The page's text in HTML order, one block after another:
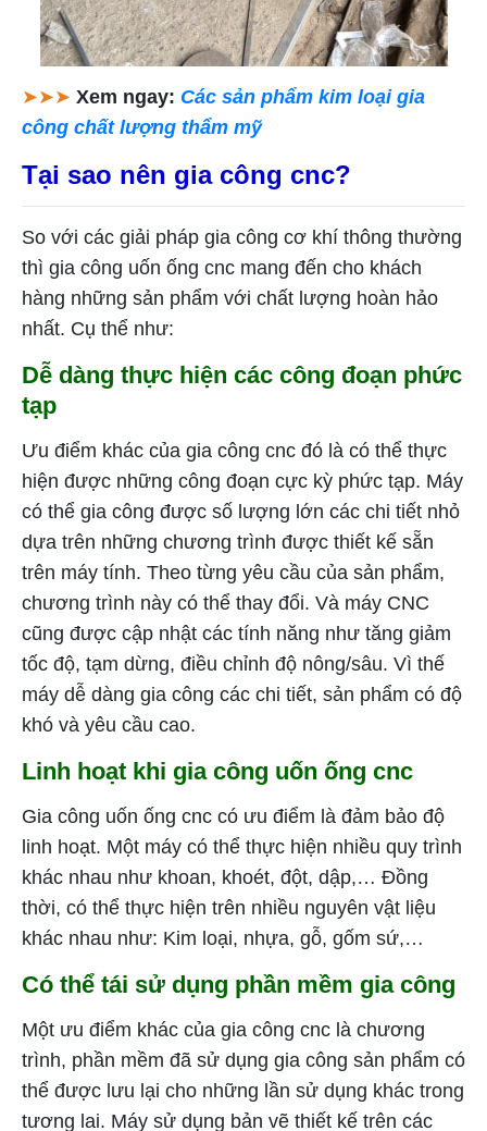
➤➤➤ Xem ngay: Các sản phẩm kim loại gia
công chất lượng thẩm mỹ
Tại sao nên gia công cnc?
So với các giải pháp gia công cơ khí thông thường
thì gia công uốn ống cnc mang đến cho khách
hàng những sản phẩm với chất lượng hoàn hảo
nhất. Cụ thể như:
Dễ dàng thực hiện các công đoạn phức
tạp
Ưu điểm khác của gia công cnc đó là có thể thực
hiện được những công đoạn cực kỳ phức tạp. Máy
có thể gia công được số lượng lớn các chi tiết nhỏ
dựa trên những chương trình được thiết kế sẵn
trên máy tính. Theo từng yêu cầu của sản phẩm,
chương trình này có thể thay đổi. Và máy CNC
cũng được cập nhật các tính năng như tăng giảm
tốc độ, tạm dừng, điều chỉnh độ nông/sâu. Vì thế
máy dễ dàng gia công các chi tiết, sản phẩm có độ
khó và yêu cầu cao.
Linh hoạt khi gia công uốn ống cnc
Gia công uốn ống cnc có ưu điểm là đảm bảo độ
linh hoạt. Một máy có thể thực hiện nhiều quy trình
khác nhau như khoan, khoét, đột, dập,… Đồng
thời, có thể thực hiện trên nhiều nguyên vật liệu
khác nhau như: Kim loại, nhựa, gỗ, gốm sứ,…
Có thể tái sử dụng phần mềm gia công
Một ưu điểm khác của gia công cnc là chương
trình, phần mềm đã sử dụng gia công sản phẩm có
thể được lưu lại cho những lần sử dụng khác trong
tương lai. Máy sử dụng bản vẽ thiết kế trên các